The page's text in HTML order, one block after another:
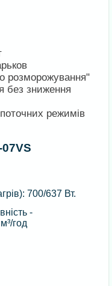
розморожування"
без зниження
режимів
700/637 Вт.
-
год